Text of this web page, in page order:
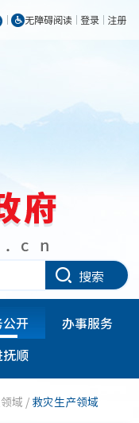
无障碍阅读 登录 注册
搜索
开
办事服务
顺
域 / 救灾生产领域